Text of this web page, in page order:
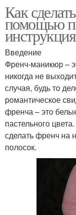
Как
помощью
инструкция
Введение
Френч-маникюр –
никогда не
случая, будь то
романтическое
френча – это
пастельного
сделать френч на
полосок.